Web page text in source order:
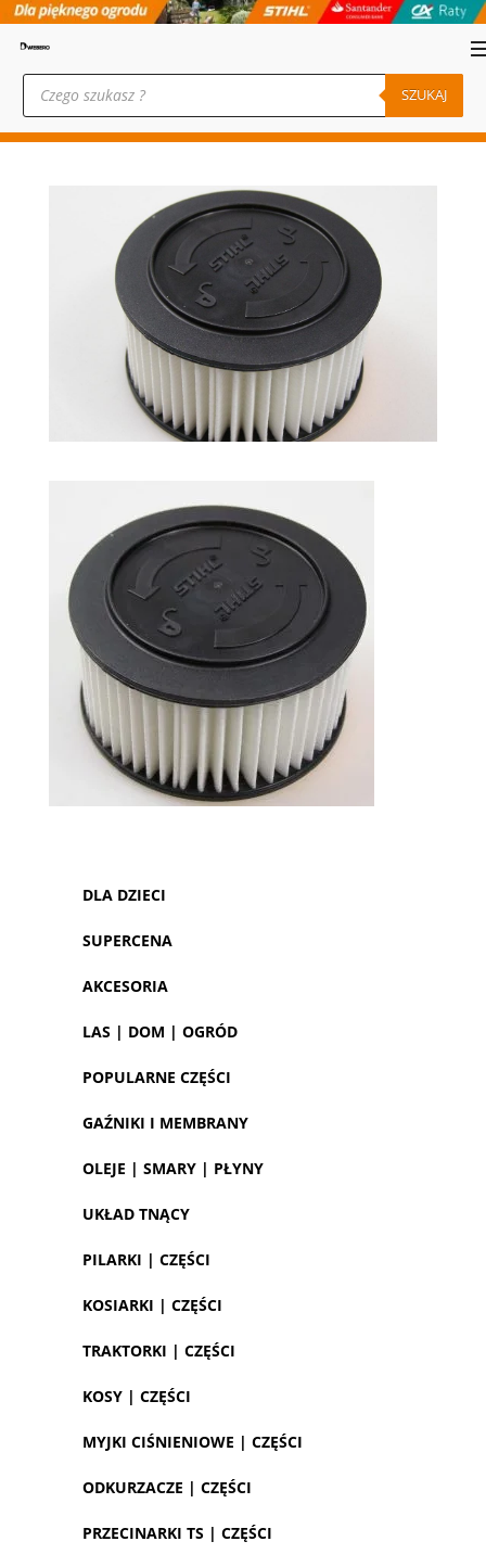
Wyszukiwarka
produktów SZUKAJ
DLA DZIECI
SUPERCENA
AKCESORIA
LAS | DOM | OGRÓD
POPULARNE CZĘŚCI
GAŹNIKI I MEMBRANY
OLEJE | SMARY | PŁYNY
UKŁAD TNĄCY
PILARKI | CZĘŚCI
KOSIARKI | CZĘŚCI
TRAKTORKI | CZĘŚCI
KOSY | CZĘŚCI
MYJKI CIŚNIENIOWE | CZĘŚCI
ODKURZACZE | CZĘŚCI
PRZECINARKI TS | CZĘŚCI